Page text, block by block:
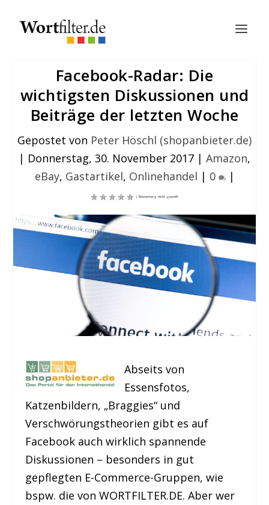
Facebook-Radar: Die
wichtigsten Diskussionen und
Beiträge der letzten Woche
Gepostet von Peter Höschl (shopanbieter.de)
| Donnerstag, 30. November 2017 | Amazon,
eBay, Gastartikel, Onlinehandel | 0 |
Abseits von
Essensfotos,
Katzenbildern, „Braggies“ und
Verschwörungstheorien gibt es auf
Facebook auch wirklich spannende
Diskussionen – besonders in gut
gepflegten E-Commerce-Gruppen, wie
bspw. die von WORTFILTER.DE. Aber wer